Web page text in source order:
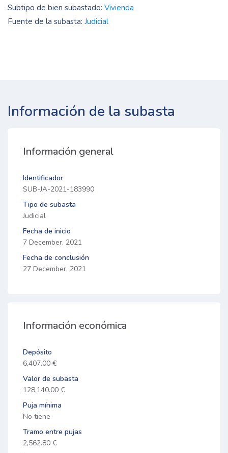
Subtipo de bien subastado: Vivienda
Fuente de la subasta: Judicial
Información de la subasta
Información general
Identificador
SUB-JA-2021-183990
Tipo de subasta
Judicial
Fecha de inicio
7 December, 2021
Fecha de conclusión
27 December, 2021
Información económica
Depósito
6,407.00 €
Valor de subasta
128,140.00 €
Puja mínima
No tiene
Tramo entre pujas
2,562.80 €